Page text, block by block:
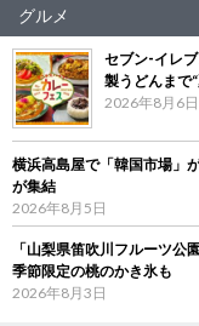
グルメ
セブン‐イレ
製うどんまで
2026年8月6日
横浜高島屋で「韓国市場」
が集結
2026年8月5日
「山梨県笛吹川フルーツ
季節限定の桃のかき氷も
2026年8月3日